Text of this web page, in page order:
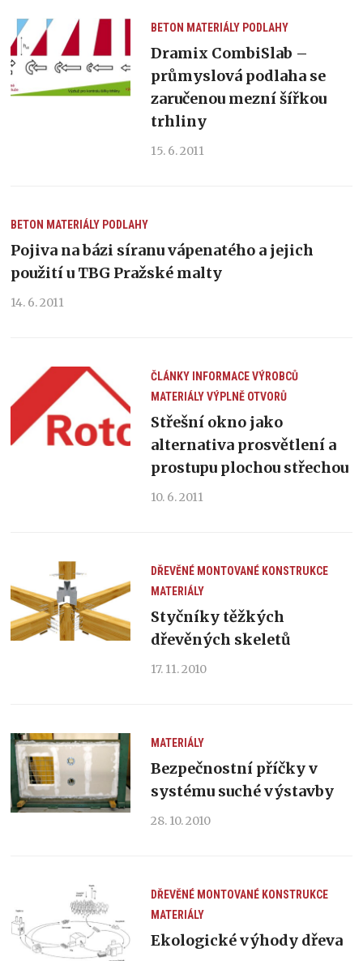
BETON MATERIÁLY PODLAHY
Dramix CombiSlab –
průmyslová podlaha se
zaručenou mezní šířkou
trhliny
15. 6. 2011
BETON MATERIÁLY PODLAHY
Pojiva na bázi síranu vápenatého a jejich
použití u TBG Pražské malty
14. 6. 2011
ČLÁNKY INFORMACE VÝROBCŮ
MATERIÁLYVÝPLNĚ OTVORŮ
Střešní okno jako
alternativa prosvětlení a
prostupu plochou střechou
10. 6. 2011
DŘEVĚNÉ MONTOVANÉ KONSTRUKCE
MATERIÁLY
Styčníky těžkých
dřevěných skeletů
17. 11. 2010
MATERIÁLY
Bezpečnostní příčky v
systému suché výstavby
28. 10. 2010
DŘEVĚNÉ MONTOVANÉ KONSTRUKCE
MATERIÁLY
Ekologické výhody dřeva